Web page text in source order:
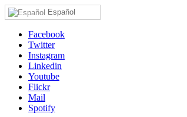
Español
Facebook
Twitter
Instagram
Linkedin
Youtube
Flickr
Mail
Spotify